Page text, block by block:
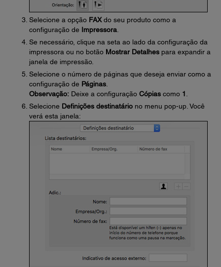
Selecione a opção FAXdo seu produto como a
configuração de Impressora
Se necessário, clique na seta ao lado da configuração da
impressora ou no botão Mostrar Detalhes para expandir a
janela de impressão.
Selecione o número de páginas que deseja enviar como a
configuração de Páginas
Observação: Deixe a configuração Cópias como 1
Selecione Definições destinatário no menu pop-up. Você
verá esta janela: